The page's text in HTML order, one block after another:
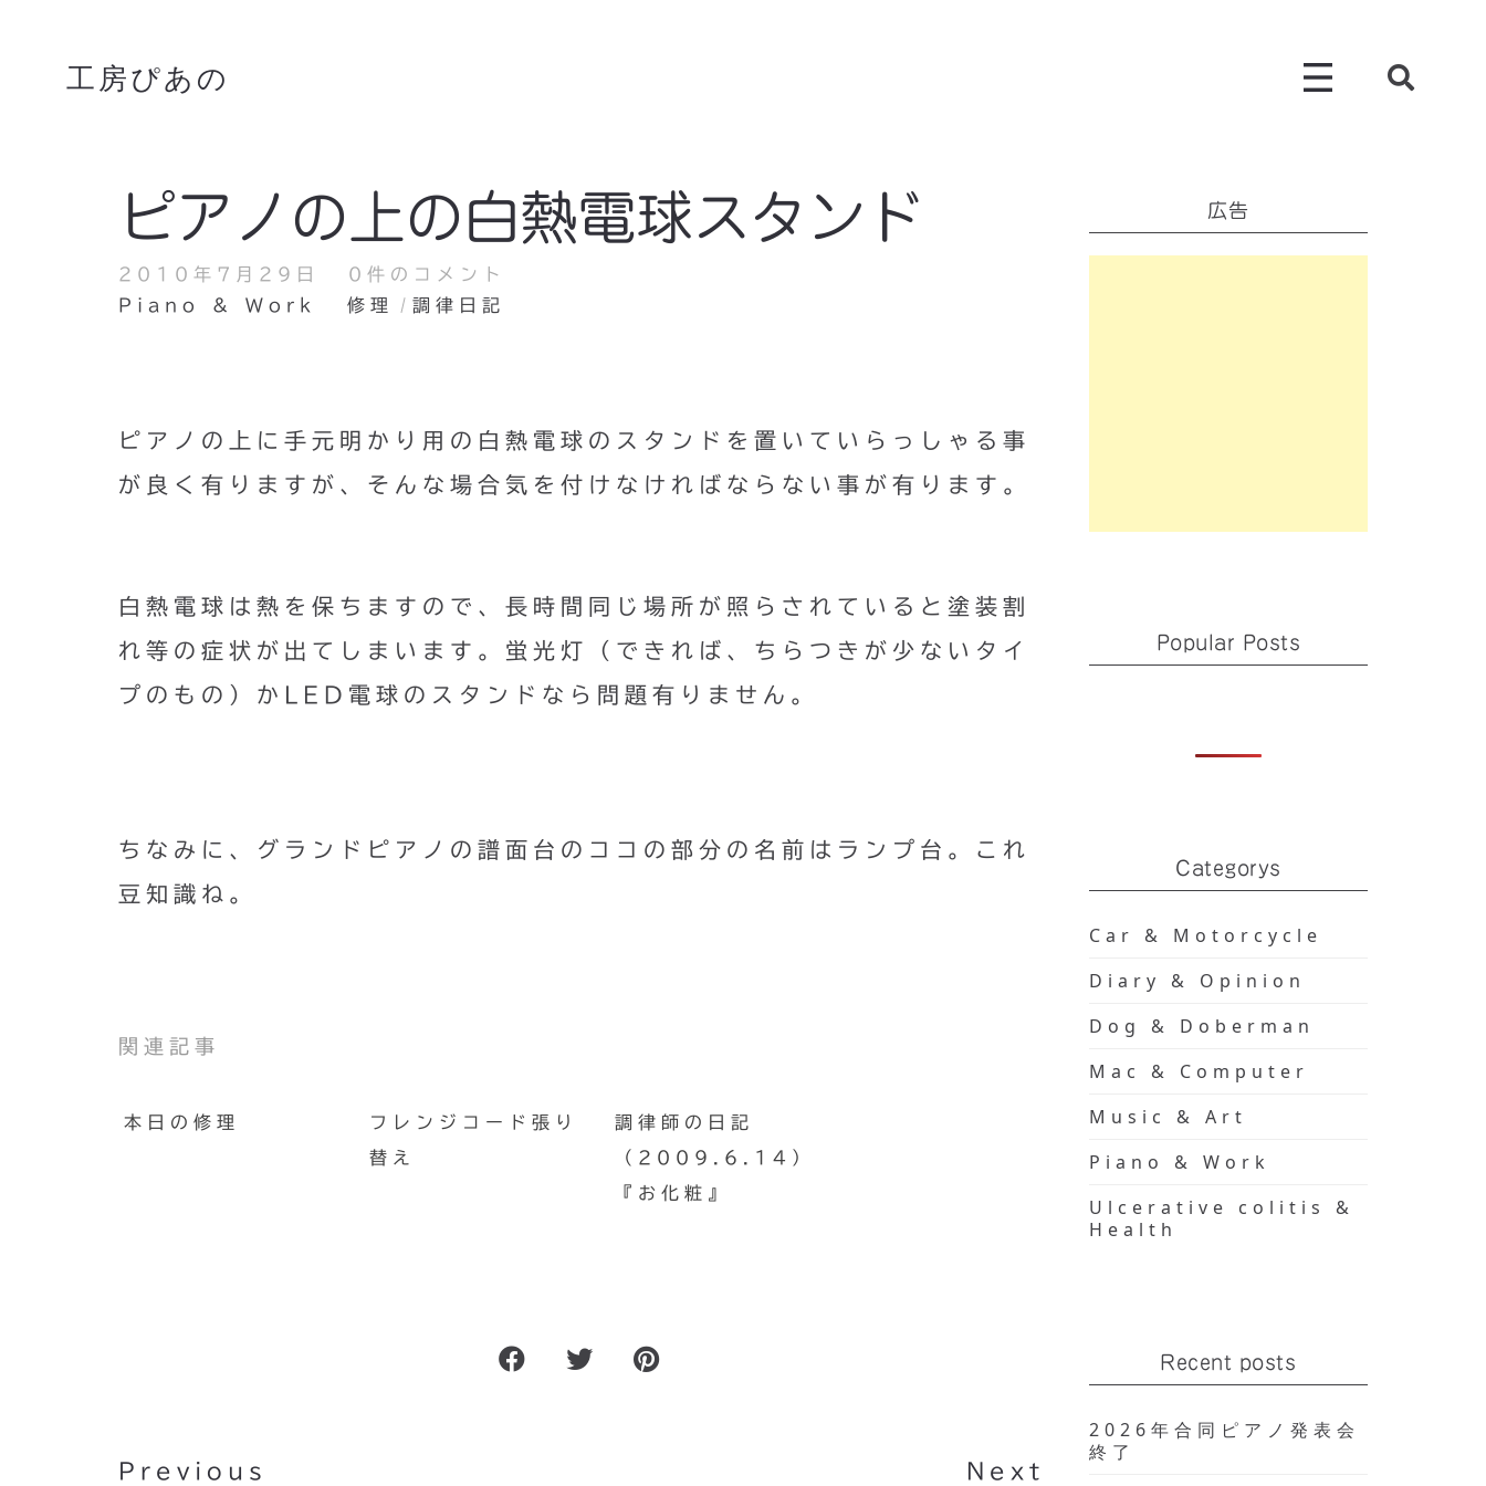
工房ぴあの
ピアノの上の白熱電球スタンド
2010年7月29日
0件のコメント
Piano & Work
修理 調律日記
ピアノの上に手元明かり用の白熱電球のスタンドを置いていらっしゃる事
が良く有りますが、そんな場合気を付けなければならない事が有ります。
白熱電球は熱を保ちますので、長時間同じ場所が照らされていると塗装割
れ等の症状が出てしまいます。蛍光灯（できれば、ちらつきが少ないタイ
プのもの）かLED電球のスタンドなら問題有りません。
ちなみに、グランドピアノの譜面台のココの部分の名前はランプ台。これ
豆知識ね。
関連記事
本日の修理
フレンジコード張り
替え
調律師の日記
（2009.6.14）
『お化粧』
Previous
Apple新製品発表！12コアの
Next
ピアノの440Hzの1オクターブ上
広告
Popular Posts
Categorys
Car & Motorcycle
Diary & Opinion
Dog & Doberman
Mac & Computer
Music & Art
Piano & Work
Ulcerative colitis &
Health
Recent posts
2026年合同ピアノ発表会
終了